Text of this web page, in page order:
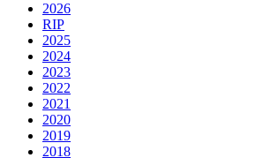
2026
RIP
2025
2024
2023
2022
2021
2020
2019
2018